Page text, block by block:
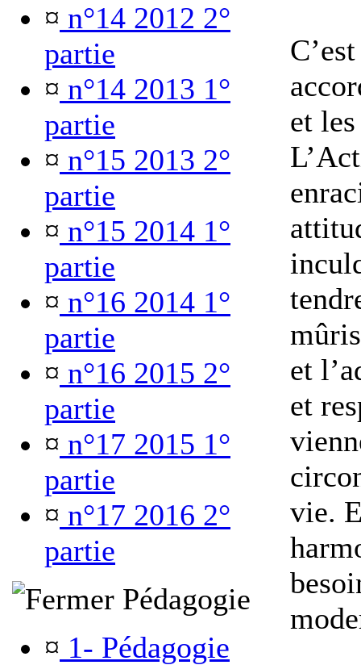
¤ n°14 2012 2°
partie
¤ n°14 2013 1°
partie
¤ n°15 2013 2°
partie
¤ n°15 2014 1°
partie
¤ n°16 2014 1°
partie
¤ n°16 2015 2°
partie
¤ n°17 2015 1°
partie
¤ n°17 2016 2°
partie
Pédagogie
¤ 1- Pédagogie
et
et
et
vie.